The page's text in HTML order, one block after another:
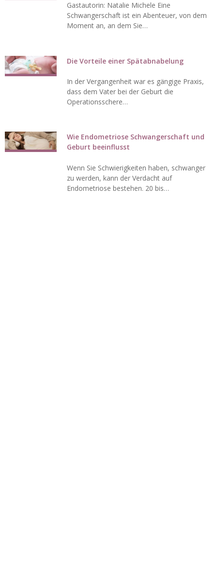
Gastautorin: Natalie Michele Eine
Schwangerschaft ist ein Abenteuer, von dem
Moment an, an dem Sie…
Die Vorteile einer Spätabnabelung
In der Vergangenheit war es gängige Praxis,
dass dem Vater bei der Geburt die
Operationsschere…
Wie Endometriose Schwangerschaft und
Geburt beeinflusst
Wenn Sie Schwierigkeiten haben, schwanger
zu werden, kann der Verdacht auf
Endometriose bestehen. 20 bis…